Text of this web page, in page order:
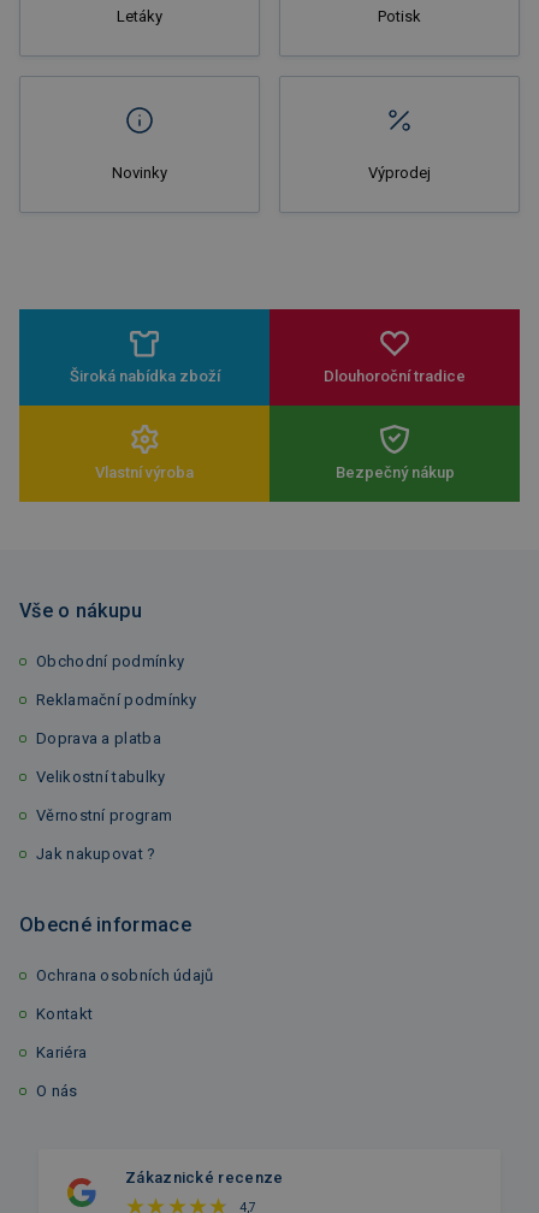
Letáky Potisk
Novinky Výprodej
Široká nabídka zboží Dlouhoroční tradice
Vlastní výroba Bezpečný nákup
Vše o nákupu
Obchodní podmínky
Reklamační podmínky
Doprava a platba
Velikostní tabulky
Věrnostní program
Jak nakupovat ?
Obecné informace
Ochrana osobních údajů
Kontakt
Kariéra
O nás
Zákaznické recenze
4,7